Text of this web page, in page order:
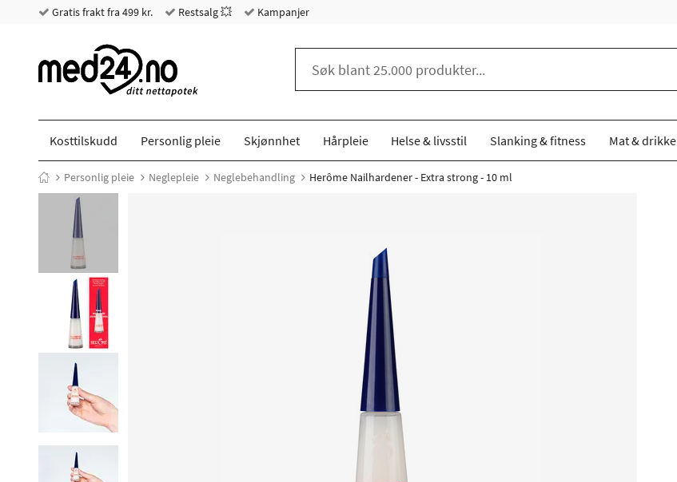
Gratis frakt fra 499 kr. Restsalg 💥 Kampanjer
Kosttilskudd Personlig pleie Skjønnhet Hårpleie Helse & livsstil Slanking & fitness Mat & drikke
Personlig pleie Neglepleie Neglebehandling Herôme Nailhardener - Extra strong - 10 ml